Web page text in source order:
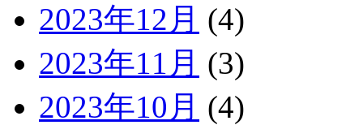
2023年12月 (4)
2023年11月 (3)
2023年10月 (4)